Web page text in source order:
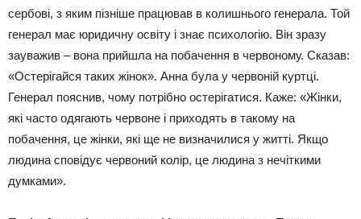
сербові, з яким пізніше працював в колишнього генерала. Той
генерал має юридичну освіту і знає психологію. Він зразу
зауважив – вона прийшла на побачення в червоному. Сказав:
«Остерігайся таких жінок». Анна була у червоній куртці.
Генерал пояснив, чому потрібно остерігатися. Каже: «Жінки,
які часто одягають червоне і приходять в такому на
побачення, це жінки, які ще не визначилися у житті. Якщо
людина сповідує червоний колір, це людина з нечіткими
думками».